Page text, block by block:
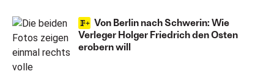
Von Berlin nach Schwerin: Wie
Verleger Holger Friedrich den Osten
erobern will